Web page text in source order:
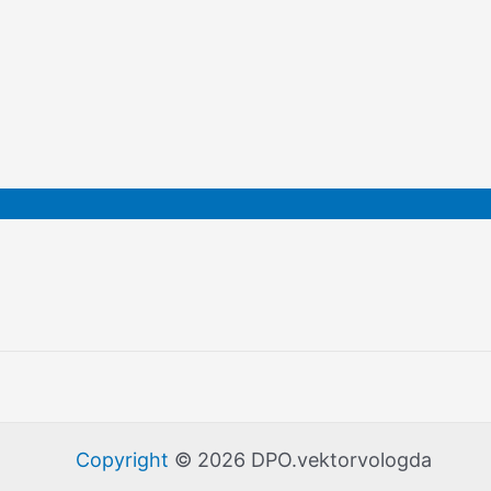
Copyright © 2026 DPO.vektorvologda